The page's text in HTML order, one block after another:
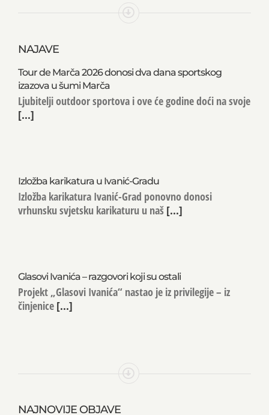
NAJAVE
Tour de Marča 2026 donosi dva dana sportskog
izazova u šumi Marča
Ljubitelji outdoor sportova i ove će godine doći na svoje
[...]
Izložba karikatura u Ivanić-Gradu
Izložba karikatura Ivanić-Grad ponovno donosi
vrhunsku svjetsku karikaturu u naš [...]
Glasovi Ivanića – razgovori koji su ostali
Projekt „Glasovi Ivanića“ nastao je iz privilegije – iz
činjenice [...]
NAJNOVIJE OBJAVE